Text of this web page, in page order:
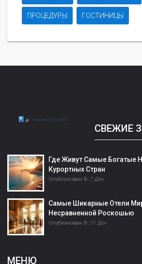
ПРОЦЕДУРЫ ГОСТИНИЦЫ
СВЕЖИЕ
Где Живут Самые Богатые
Курортных Стран
Опубликован В: 7 Дек
Самые Шикарные Отели
Несравненной Роскошью
Опубликован В: 21 Дек
МЕНЮ